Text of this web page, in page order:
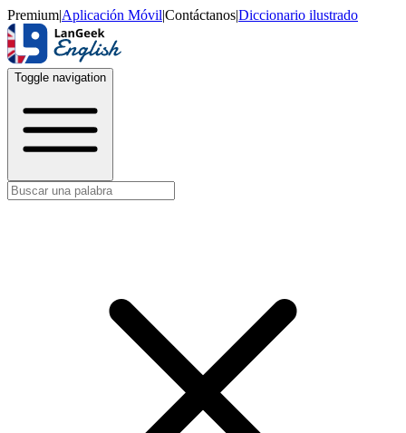
Premium|Aplicación Móvil|Contáctanos|Diccionario ilustrado
Toggle navigation